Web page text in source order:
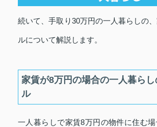
続いて、手取り30万円の一人暮らしの
ルについて解説します。
家賃が8万円の場合の一人暮ら
ル
一人暮らしで家賃8万円の物件に住む